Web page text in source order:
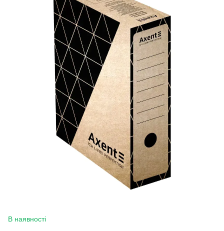
В наявності